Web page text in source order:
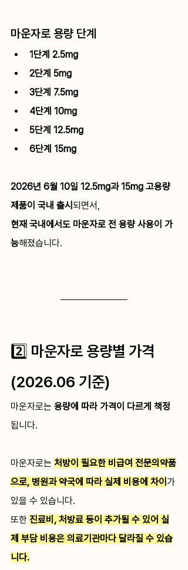
마운자로 용량 단계
1단계 2.5mg
2단계 5mg
3단계 7.5mg
4단계 10mg
5단계 12.5mg
6단계 15mg
2026년 6월 10일 12.5mg과 15mg 고용량
제품이 국내 출시 되면서,
현재 국내에서도 마운자로 전 용량 사용이 가
능해졌습니다.
2️⃣ 마운자로 용량별 가격
(2026.06 기준)
마운자로는 용량에 따라 가격이 다르게 책정
됩니다.
마운자로는 처방이 필요한 비급여 전문의약품
으로, 병원과 약국에 따라 실제 비용에 차이 가
있을 수 있습니다.
또한 진료비, 처방료 등이 추가될 수 있어 실
제 부담 비용은 의료기관마다 달라질 수 있습
니다.